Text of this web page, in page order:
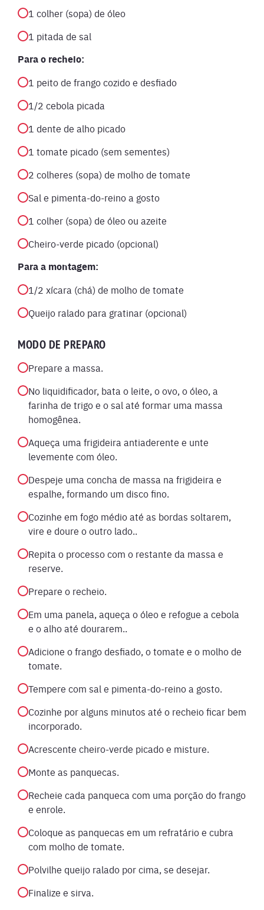
1 colher (sopa) de óleo
1 pitada de sal
Para o recheio:
1 peito de frango cozido e desfiado
1/2 cebola picada
1 dente de alho picado
1 tomate picado (sem sementes)
2 colheres (sopa) de molho de tomate
Sal e pimenta-do-reino a gosto
1 colher (sopa) de óleo ou azeite
Cheiro-verde picado (opcional)
Para a montagem:
1/2 xícara (chá) de molho de tomate
Queijo ralado para gratinar (opcional)
MODO DE PREPARO
Prepare a massa.
No liquidificador, bata o leite, o ovo, o óleo, a
farinha de trigo e o sal até formar uma massa
homogênea.
Aqueça uma frigideira antiaderente e unte
levemente com óleo.
Despeje uma concha de massa na frigideira e
espalhe, formando um disco fino.
Cozinhe em fogo médio até as bordas soltarem,
vire e doure o outro lado..
Repita o processo com o restante da massa e
reserve.
Prepare o recheio.
Em uma panela, aqueça o óleo e refogue a cebola
e o alho até dourarem..
Adicione o frango desfiado, o tomate e o molho de
tomate.
Tempere com sal e pimenta-do-reino a gosto.
Cozinhe por alguns minutos até o recheio ficar bem
incorporado.
Acrescente cheiro-verde picado e misture.
Monte as panquecas.
Recheie cada panqueca com uma porção do frango
e enrole.
Coloque as panquecas em um refratário e cubra
com molho de tomate.
Polvilhe queijo ralado por cima, se desejar.
Finalize e sirva.